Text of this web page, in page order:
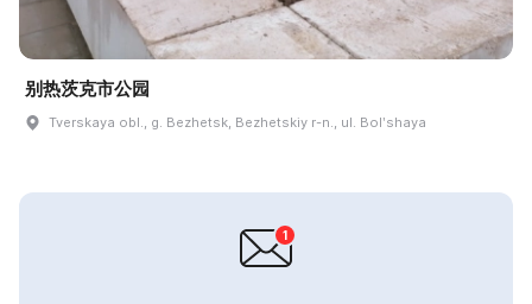
别热茨克市公园
Tverskaya obl., g. Bezhetsk, Bezhetskiy r-n., ul. Bolʹshaya